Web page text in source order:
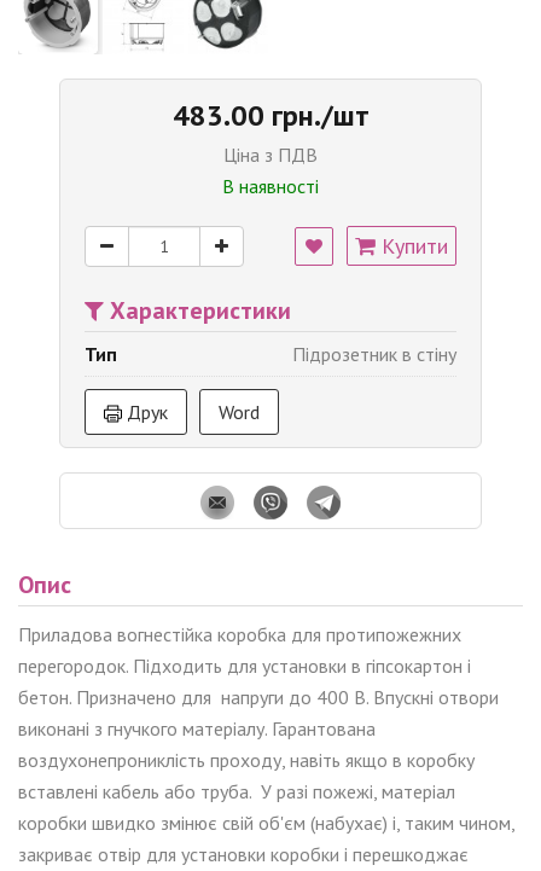
483.00 грн./шт
Ціна з ПДВ
В наявності
Купити
Характеристики
Тип Підрозетник в стіну
Друк Word
Опис
Приладова вогнестійка коробка для протипожежних
перегородок. Підходить для установки в гіпсокартон і
бетон. Призначено для напруги до 400 В. Впускні отвори
виконані з гнучкого матеріалу. Гарантована
воздухонепрониклість проходу, навіть якщо в коробку
вставлені кабель або труба. У разі пожежі, матеріал
коробки швидко змінює свій об'єм (набухає) і, таким чином,
закриває отвір для установки коробки і перешкоджає